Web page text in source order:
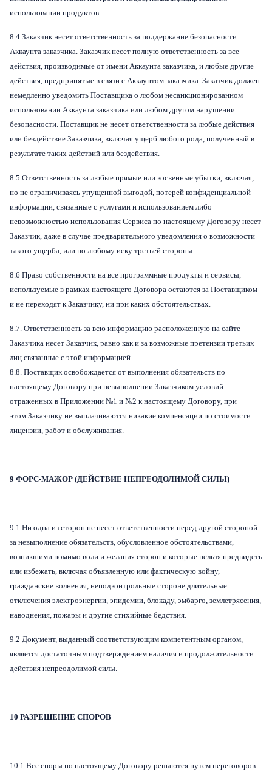
использовании продуктов.
8.4 Заказчик несет ответственность за поддержание безопасности
Аккаунта заказчика. Заказчик несет полную ответственность за все
действия, производимые от имени Аккаунта заказчика, и любые другие
действия, предпринятые в связи с Аккаунтом заказчика. Заказчик должен
немедленно уведомить Поставщика о любом несанкционированном
использовании Аккаунта заказчика или любом другом нарушении
безопасности. Поставщик не несет ответственности за любые действия
или бездействие Заказчика, включая ущерб любого рода, полученный в
результате таких действий или бездействия.
8.5 Ответственность за любые прямые или косвенные убытки, включая,
но не ограничиваясь упущенной выгодой, потерей конфиденциальной
информации, связанные с услугами и использованием либо
невозможностью использования Сервиса по настоящему Договору несет
Заказчик, даже в случае предварительного уведомления о возможности
такого ущерба, или по любому иску третьей стороны.
8.6 Право собственности на все программные продукты и сервисы,
используемые в рамках настоящего Договора остаются за Поставщиком
и не переходят к Заказчику, ни при каких обстоятельствах.
8.7. Ответственность за всю информацию расположенную на сайте
Заказчика несет Заказчик, равно как и за возможные претензии третьих
лиц связанные с этой информацией.
8.8. Поставщик освобождается от выполнения обязательств по
настоящему Договору при невыполнении Заказчиком условий
отраженных в Приложении №1 и №2 к настоящему Договору, при
этом Заказчику не выплачиваются никакие компенсации по стоимости
лицензии, работ и обслуживания.
9 ФОРС-МАЖОР (ДЕЙСТВИЕ НЕПРЕОДОЛИМОЙ СИЛЫ)
9.1 Ни одна из сторон не несет ответственности перед другой стороной
за невыполнение обязательств, обусловленное обстоятельствами,
возникшими помимо воли и желания сторон и которые нельзя предвидеть
или избежать, включая объявленную или фактическую войну,
гражданские волнения, неподконтрольные стороне длительные
отключения электроэнергии, эпидемии, блокаду, эмбарго, землетрясения,
наводнения, пожары и другие стихийные бедствия.
9.2 Документ, выданный соответствующим компетентным органом,
является достаточным подтверждением наличия и продолжительности
действия непреодолимой силы.
10 РАЗРЕШЕНИЕ СПОРОВ
10.1 Все споры по настоящему Договору решаются путем переговоров.